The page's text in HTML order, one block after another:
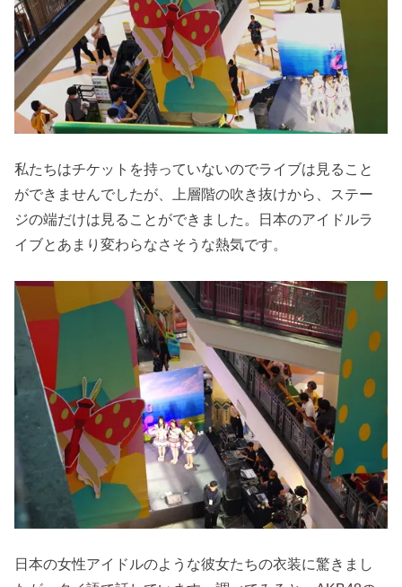
私たちはチケットを持っていないのでライブは見ること
ができませんでしたが、上層階の吹き抜けから、ステー
ジの端だけは見ることができました。日本のアイドルラ
イブとあまり変わらなさそうな熱気です。
日本の女性アイドルのような彼女たちの衣装に驚きまし